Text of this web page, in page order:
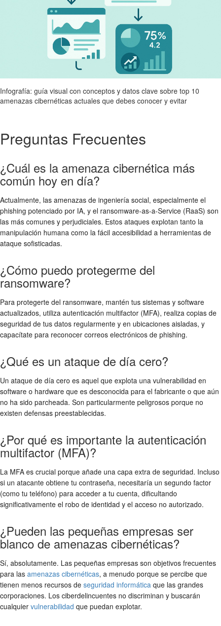
Infografía: guía visual con conceptos y datos clave sobre top 10
amenazas cibernéticas actuales que debes conocer y evitar
Preguntas Frecuentes
¿Cuál es la amenaza cibernética más
común hoy en día?
Actualmente, las amenazas de ingeniería social, especialmente el
phishing potenciado por IA, y el ransomware-as-a-Service (RaaS) son
las más comunes y perjudiciales. Estos ataques explotan tanto la
manipulación humana como la fácil accesibilidad a herramientas de
ataque sofisticadas.
¿Cómo puedo protegerme del
ransomware?
Para protegerte del ransomware, mantén tus sistemas y software
actualizados, utiliza autenticación multifactor (MFA), realiza copias de
seguridad de tus datos regularmente y en ubicaciones aisladas, y
capacítate para reconocer correos electrónicos de phishing.
¿Qué es un ataque de día cero?
Un ataque de día cero es aquel que explota una vulnerabilidad en
software o hardware que es desconocida para el fabricante o que aún
no ha sido parcheada. Son particularmente peligrosos porque no
existen defensas preestablecidas.
¿Por qué es importante la autenticación
multifactor (MFA)?
La MFA es crucial porque añade una capa extra de seguridad. Incluso
si un atacante obtiene tu contraseña, necesitaría un segundo factor
(como tu teléfono) para acceder a tu cuenta, dificultando
significativamente el robo de identidad y el acceso no autorizado.
¿Pueden las pequeñas empresas ser
blanco de amenazas cibernéticas?
Sí, absolutamente. Las pequeñas empresas son objetivos frecuentes
para las amenazas cibernéticas, a menudo porque se percibe que
tienen menos recursos de seguridad informática que las grandes
corporaciones. Los ciberdelincuentes no discriminan y buscarán
cualquier vulnerabilidad que puedan explotar.